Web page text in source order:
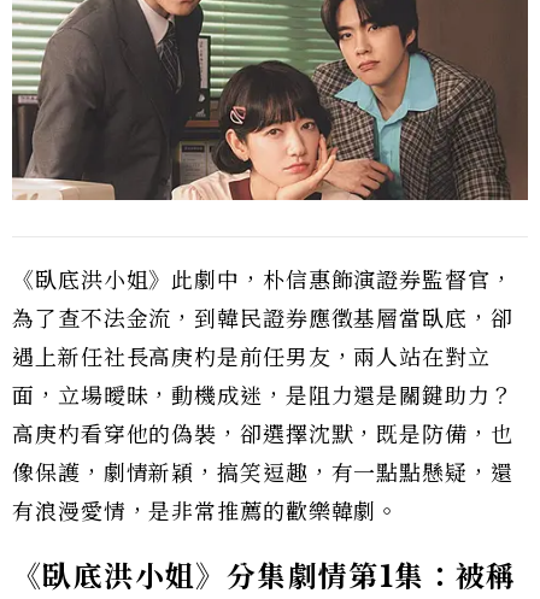
《臥底洪小姐》此劇中，朴信惠飾演證券監督官，
為了查不法金流，到韓民證券應徵基層當臥底，卻
遇上新任社長高庚杓是前任男友，兩人站在對立
面，立場曖昧，動機成迷，是阻力還是關鍵助力？
高庚杓看穿他的偽裝，卻選擇沈默，既是防備，也
像保護，劇情新穎，搞笑逗趣，有一點點懸疑，還
有浪漫愛情，是非常推薦的歡樂韓劇。
《臥底洪小姐》分集劇情第1集：被稱